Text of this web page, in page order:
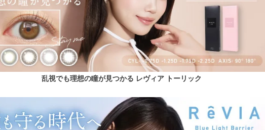
乱視でも理想の瞳が見つかる レヴィア トーリック